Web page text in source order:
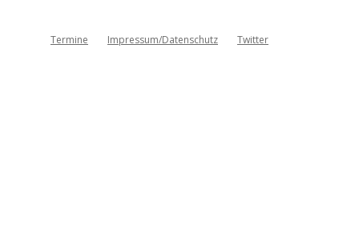
Termine Impressum/Datenschutz Twitter